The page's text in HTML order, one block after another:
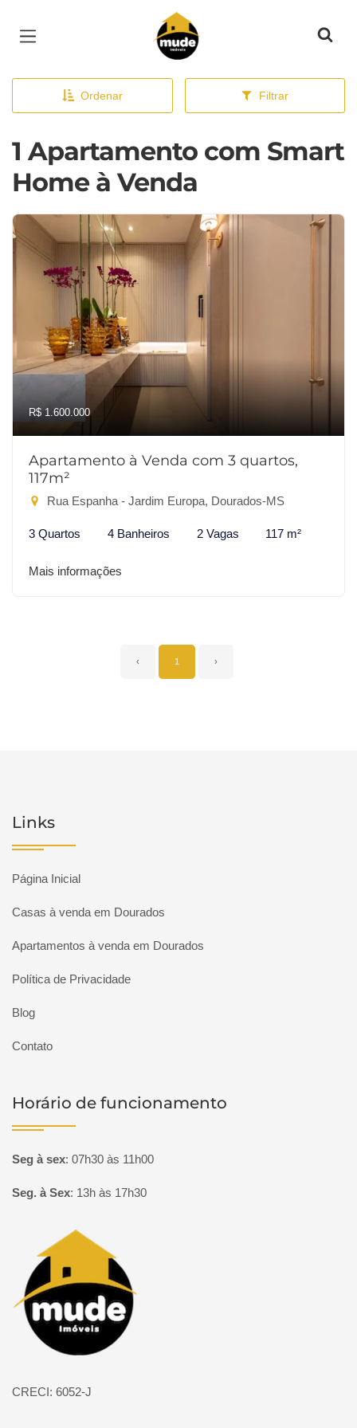
Página inicial
Ordenar Filtrar
1 Apartamento com Smart
Home à Venda
R$ 1.600.000
Apartamento à Venda com 3 quartos,
117m²
Rua Espanha - Jardim Europa, Dourados-MS
3 Quartos 4 Banheiros 2 Vagas 117 m²
Mais informações
‹ 1 ›
Links
Página Inicial
Casas à venda em Dourados
Apartamentos à venda em Dourados
Política de Privacidade
Blog
Contato
Horário de funcionamento
Seg à sex: 07h30 às 11h00
Seg. à Sex: 13h às 17h30
Página inicial
CRECI: 6052-J